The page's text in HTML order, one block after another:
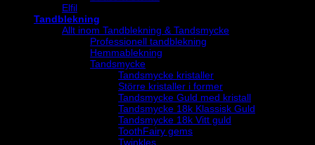
Elfil
Tandblekning
Allt inom Tandblekning & Tandsmycke
Professionell tandblekning
Hemmablekning
Tandsmycke
Tandsmycke kristaller
Större kristaller i former
Tandsmycke Guld med kristall
Tandsmycke 18k Klassisk Guld
Tandsmycke 18k Vitt guld
ToothFairy gems
Twinkles